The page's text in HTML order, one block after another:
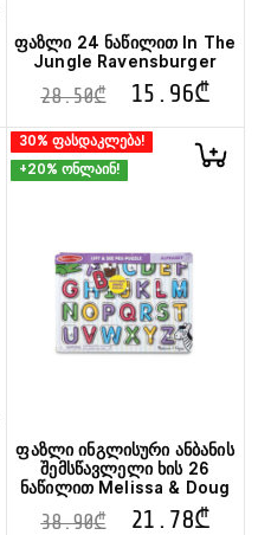
ფაზლი 24 ნაწილით In The
Jungle Ravensburger
28.50₾ 15.96₾
30% ფასდაკლება!
+20% ონლაინ!
ფაზლი ინგლისური ანბანის
შემსწავლელი ხის 26
ნაწილით Melissa & Doug
38.90₾ 21.78₾